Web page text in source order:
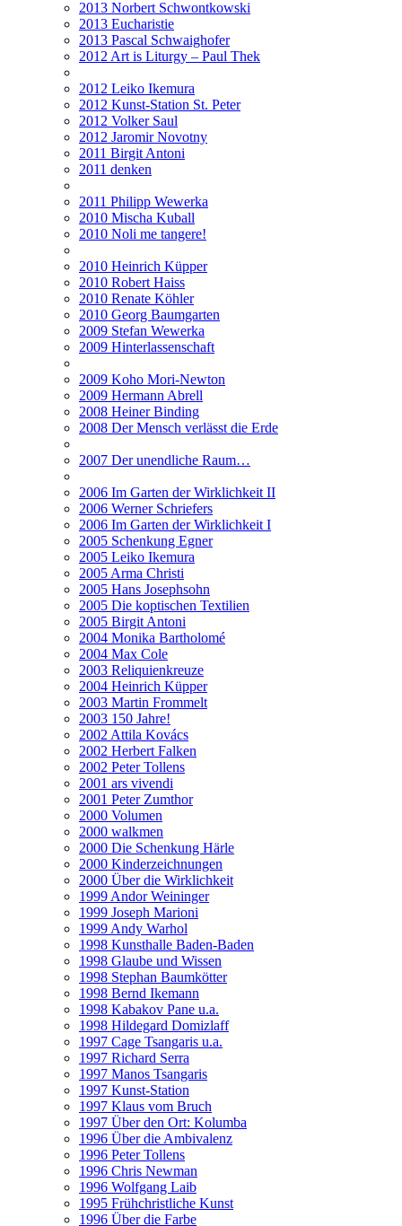
2013 Norbert Schwontkowski
2013 Eucharistie
2013 Pascal Schwaighofer
2012 Art is Liturgy – Paul Thek
2012 Leiko Ikemura
2012 Kunst-Station St. Peter
2012 Volker Saul
2012 Jaromir Novotny
2011 Birgit Antoni
2011 denken
2011 Philipp Wewerka
2010 Mischa Kuball
2010 Noli me tangere!
2010 Heinrich Küpper
2010 Robert Haiss
2010 Renate Köhler
2010 Georg Baumgarten
2009 Stefan Wewerka
2009 Hinterlassenschaft
2009 Koho Mori-Newton
2009 Hermann Abrell
2008 Heiner Binding
2008 Der Mensch verlässt die Erde
2007 Der unendliche Raum…
2006 Im Garten der Wirklichkeit II
2006 Werner Schriefers
2006 Im Garten der Wirklichkeit I
2005 Schenkung Egner
2005 Leiko Ikemura
2005 Arma Christi
2005 Hans Josephsohn
2005 Die koptischen Textilien
2005 Birgit Antoni
2004 Monika Bartholomé
2004 Max Cole
2003 Reliquienkreuze
2004 Heinrich Küpper
2003 Martin Frommelt
2003 150 Jahre!
2002 Attila Kovács
2002 Herbert Falken
2002 Peter Tollens
2001 ars vivendi
2001 Peter Zumthor
2000 Volumen
2000 walkmen
2000 Die Schenkung Härle
2000 Kinderzeichnungen
2000 Über die Wirklichkeit
1999 Andor Weininger
1999 Joseph Marioni
1999 Andy Warhol
1998 Kunsthalle Baden-Baden
1998 Glaube und Wissen
1998 Stephan Baumkötter
1998 Bernd Ikemann
1998 Kabakov Pane u.a.
1998 Hildegard Domizlaff
1997 Cage Tsangaris u.a.
1997 Richard Serra
1997 Manos Tsangaris
1997 Kunst-Station
1997 Klaus vom Bruch
1997 Über den Ort: Kolumba
1996 Über die Ambivalenz
1996 Peter Tollens
1996 Chris Newman
1996 Wolfgang Laib
1995 Frühchristliche Kunst
1996 Über die Farbe